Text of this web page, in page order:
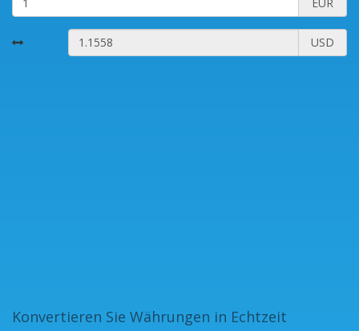
USD
Konvertieren Sie Währungen in Echtzeit